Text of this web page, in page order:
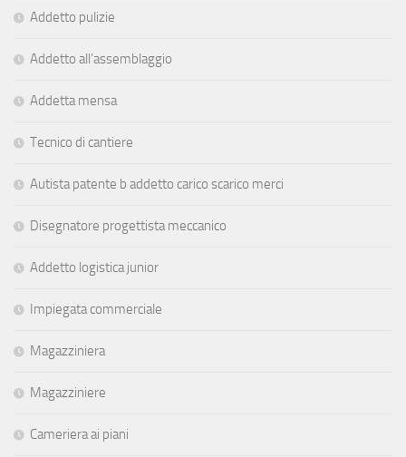
Addetto pulizie
Addetto all’assemblaggio
Addetta mensa
Tecnico di cantiere
Autista patente b addetto carico scarico merci
Disegnatore progettista meccanico
Addetto logistica junior
Impiegata commerciale
Magazziniera
Magazziniere
Cameriera ai piani